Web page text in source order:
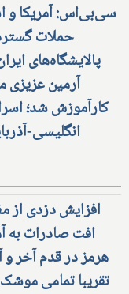
سی‌بی‌اس: آمریکا و
حملات
پالایشگاه‌های
آرمین عزیزی
کارآموزش شد؛
انگلیسی-
افزایش دزدی از
افت صادرات به
هرمز در قدم آخر و